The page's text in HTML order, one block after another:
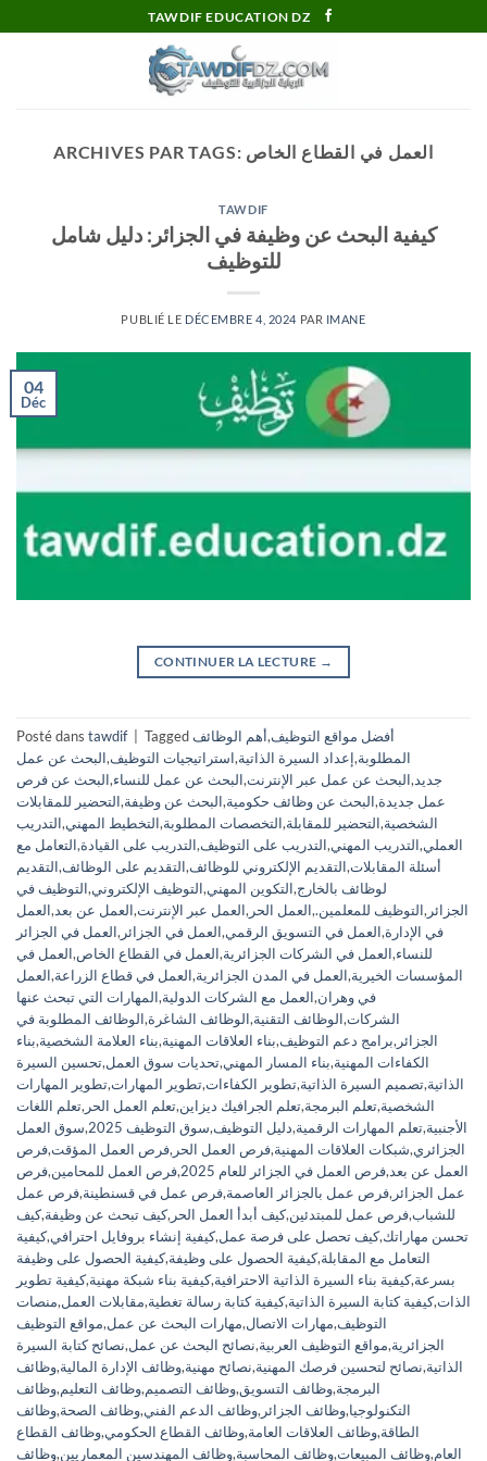
au
TAWDIF EDUCATION DZ
ARCHIVES PAR TAGS: العمل في القطاع الخاص
TAWDIF
كيفية البحث عن وظيفة في الجزائر: دليل شامل
للتوظيف
PUBLIÉ LE DÉCEMBRE 4, 2024 PAR IMANE
04
Déc
CONTINUER LA LECTURE →
Posté dans tawdif Tagged أفضل مواقع التوظيف,أهم الوظائف
المطلوبة,إعداد السيرة الذاتية,استراتيجيات التوظيف,البحث عن عمل
جديد,البحث عن عمل عبر الإنترنت,البحث عن عمل للنساء,البحث عن فرص
عمل جديدة,البحث عن وظائف حكومية,البحث عن وظيفة,التحضير للمقابلات
الشخصية,التحضير للمقابلة,التخصصات المطلوبة,التخطيط المهني,التدريب
العملي,التدريب المهني,التدريب على التوظيف,التدريب على القيادة,التعامل مع
أسئلة المقابلات,التقديم الإلكتروني للوظائف,التقديم على الوظائف,التقديم
لوظائف بالخارج,التكوين المهني,التوظيف الإلكتروني,التوظيف في
الجزائر ,التوظيف للمعلمين.,العمل الحر ,العمل عبر الإنترنت,العمل عن بعد,العمل
في الإدارة,العمل في التسويق الرقمي,العمل في الجزائر ,العمل في الجزائر
للنساء,العمل في الشركات الجزائرية,العمل في القطاع الخاص,العمل في
المؤسسات الخيرية,العمل في المدن الجزائرية,العمل في قطاع الزراعة,العمل
في وهران,العمل مع الشركات الدولية,المهارات التي تبحث عنها
الشركات,الوظائف التقنية,الوظائف الشاغرة,الوظائف المطلوبة في
الجزائر ,برامج دعم التوظيف,بناء العلاقات المهنية,بناء العلامة الشخصية,بناء
الكفاءات المهنية,بناء المسار المهني,تحديات سوق العمل,تحسين السيرة
الذاتية,تصميم السيرة الذاتية,تطوير الكفاءات,تطوير المهارات,تطوير المهارات
الشخصية,تعلم البرمجة,تعلم الجرافيك ديزاين,تعلم العمل الحر ,تعلم اللغات
الأجنبية,تعلم المهارات الرقمية,دليل التوظيف,سوق التوظيف 2025 ,سوق العمل
الجزائري,شبكات العلاقات المهنية,فرص العمل الحر ,فرص العمل المؤقت,فرص
العمل عن بعد,فرص العمل في الجزائر للعام 2025 ,فرص العمل للمحامين,فرص
عمل الجزائر ,فرص عمل بالجزائر العاصمة,فرص عمل في قسنطينة,فرص عمل
للشباب,فرص عمل للمبتدئين,كيف أبدأ العمل الحر ,كيف تبحث عن وظيفة,كيف
تحسن مهاراتك,كيف تحصل على فرصة عمل,كيفية إنشاء بروفايل احترافي,كيفية
التعامل مع المقابلة,كيفية الحصول على وظيفة,كيفية الحصول على وظيفة
بسرعة,كيفية بناء السيرة الذاتية الاحترافية,كيفية بناء شبكة مهنية,كيفية تطوير
الذات,كيفية كتابة السيرة الذاتية,كيفية كتابة رسالة تغطية,مقابلات العمل,منصات
التوظيف,مهارات الاتصال,مهارات البحث عن عمل,مواقع التوظيف
الجزائرية,مواقع التوظيف العربية,نصائح البحث عن عمل,نصائح كتابة السيرة
الذاتية,نصائح لتحسين فرصك المهنية,نصائح مهنية,وظائف الإدارة المالية,وظائف
البرمجة,وظائف التسويق,وظائف التصميم,وظائف التعليم,وظائف
التكنولوجيا,وظائف الجزائر ,وظائف الدعم الفني,وظائف الصحة,وظائف
الطاقة,وظائف العلاقات العامة,وظائف القطاع الحكومي,وظائف القطاع
العام,وظائف المبيعات,وظائف المحاسبة,وظائف المهندسين المعماريين,وظائف